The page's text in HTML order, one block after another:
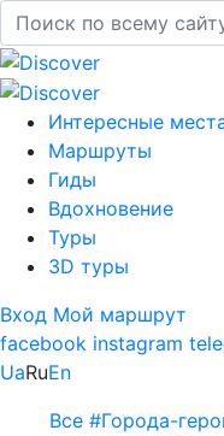
Интересные
Маршруты
Гиды
Вдохновение
Туры
3D туры
Вход Мой маршрут
facebook instagram
UaRuEn
Все #Города-